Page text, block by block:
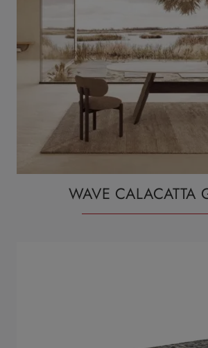
WAVE CALACATTA